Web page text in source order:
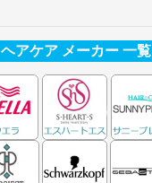
ヘアケア メーカー 一覧